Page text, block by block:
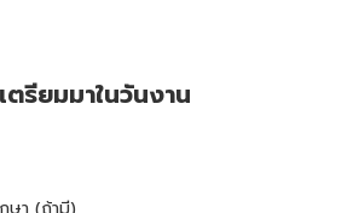
ตรียมมาในวันงาน